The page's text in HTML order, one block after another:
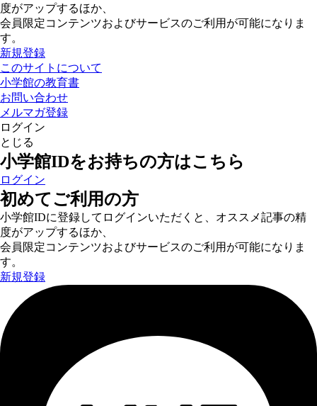
度がアップするほか、
会員限定コンテンツおよびサービスのご利用が可能になりま
す。
新規登録
このサイトについて
小学館の教育書
お問い合わせ
メルマガ登録
ログイン
とじる
小学館IDをお持ちの方はこちら
ログイン
初めてご利用の方
小学館IDに登録してログインいただくと、オススメ記事の精
度がアップするほか、
会員限定コンテンツおよびサービスのご利用が可能になりま
す。
新規登録